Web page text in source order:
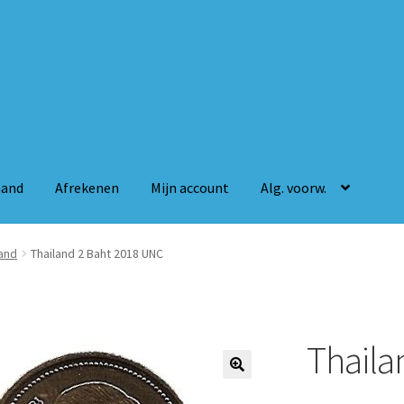
Afrekenen Mijn account Alg. voorw.
Mijn account Alg. voorw.
Thailand 2 Baht 2018 UNC